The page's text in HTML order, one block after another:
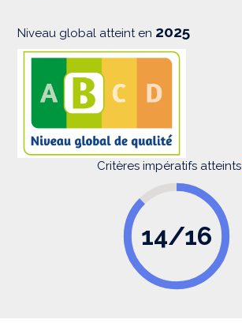
Niveau global atteint en 2025
Critères impératifs atteints
14/16